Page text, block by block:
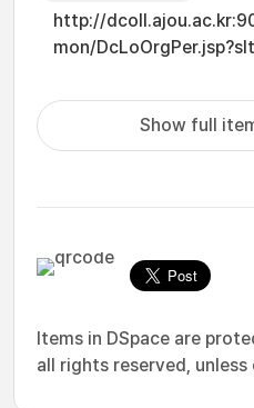
http://
mon/
Show full
Items in DSpace are
all rights reserved,